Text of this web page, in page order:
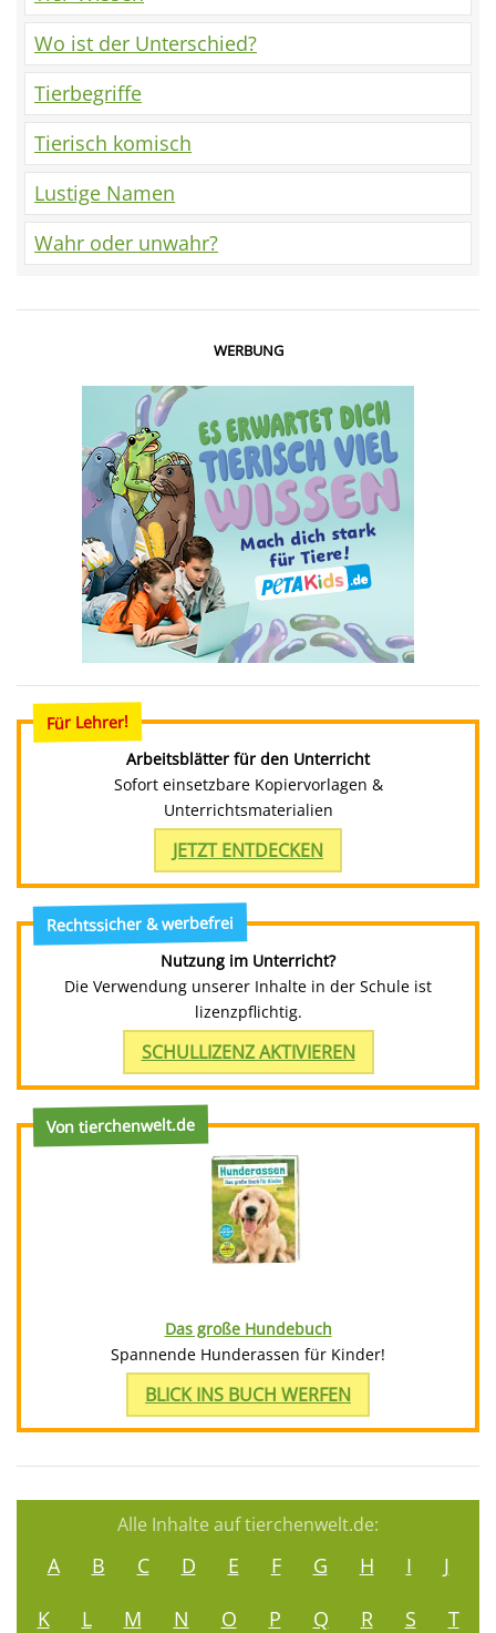
Wo ist der Unterschied?
Tierbegriffe
Tierisch komisch
Lustige Namen
Wahr oder unwahr?
WERBUNG
Für Lehrer!
Arbeitsblätter für den Unterricht
Sofort einsetzbare Kopiervorlagen &
Unterrichtsmaterialien
JETZT ENTDECKEN
Rechtssicher & werbefrei
Nutzung im Unterricht?
Die Verwendung unserer Inhalte in der Schule ist
lizenzpflichtig.
SCHULLIZENZ AKTIVIEREN
Von tierchenwelt.de
Das große Hundebuch
Spannende Hunderassen für Kinder!
BLICK INS BUCH WERFEN
Alle Inhalte auf tierchenwelt.de:
A B C D E F G H I
J
K
L M N O P Q R S
T